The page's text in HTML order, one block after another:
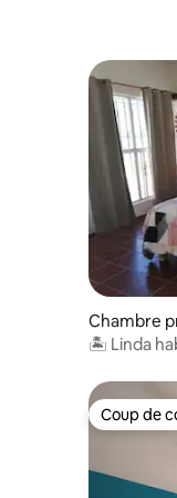
Chambre
🏝 Linda
Coup de
Coup de